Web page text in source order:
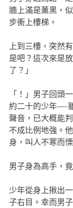
牆上滿是薰黑，
步衝上樓梯。
上到三樓，突然
是吧？這次來是
了？」
「！」男子回頭
約二十的少年—-
聲音，已大概能
不成比例地強。
身，叫人不寒而慄
男子身為高手，
少年從身上揪出
子右目。幸而男